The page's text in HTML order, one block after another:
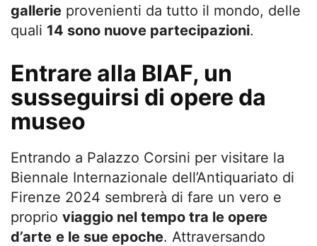
gallerie provenienti da tutto il mondo, delle
quali 14 sono nuove partecipazioni.
Entrare alla BIAF, un
susseguirsi di opere da
museo
Entrando a Palazzo Corsini per visitare la
Biennale Internazionale dell’Antiquariato di
Firenze 2024 sembrerà di fare un vero e
proprio viaggio nel tempo tra le opere
d’arte e le sue epoche. Attraversando